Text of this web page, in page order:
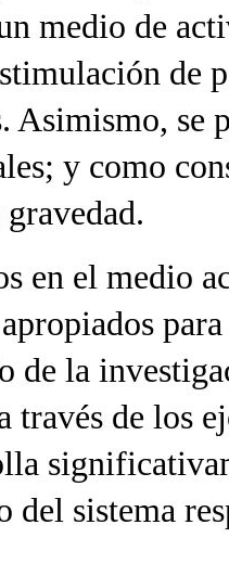
medio de
de
Asimismo, se
y como
en el medio
de la
través de los
del sistema